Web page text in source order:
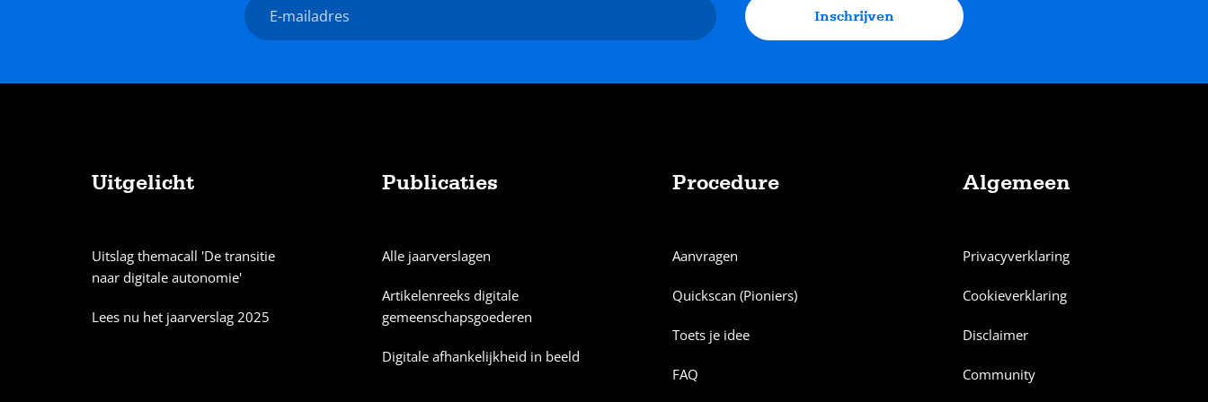
E-
mailadres
Inschrijven
Uitgelicht
Uitslag themacall 'De transitie
naar digitale autonomie'
Lees nu het jaarverslag 2025
Publicaties
Alle jaarverslagen
Artikelenreeks digitale
gemeenschapsgoederen
Digitale afhankelijkheid in beeld
Procedure
Aanvragen
Quickscan (Pioniers)
Toets je idee
FAQ
Algemeen
Privacyverklaring
Cookieverklaring
Disclaimer
Community